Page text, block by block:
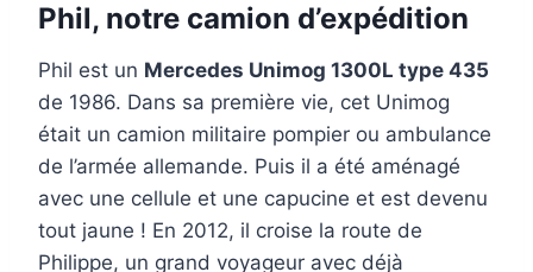
Phil, notre camion d’expédition
Phil est un Mercedes Unimog 1300L type 435
de 1986. Dans sa première vie, cet Unimog
était un camion militaire pompier ou ambulance
de l’armée allemande. Puis il a été aménagé
avec une cellule et une capucine et est devenu
tout jaune ! En 2012, il croise la route de
Philippe, un grand voyageur avec déjà